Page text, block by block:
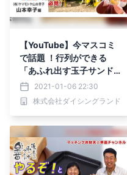
【YouTube】今マスコミ
で話題 ！行列ができる
「あふれ出す玉子サンド」
ど根性対談～マッチング弁
財天☆早苗チャンネル
2021-01-06 22:30
株式会社ダイシングランド